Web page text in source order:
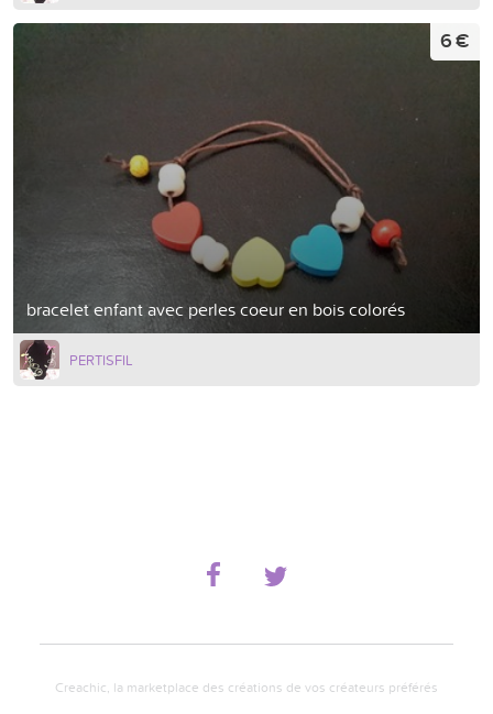
bracelet enfant avec perles coeur en bois colorés
6 €
PERTISFIL
Creachic, la marketplace des créations de vos créateurs préférés